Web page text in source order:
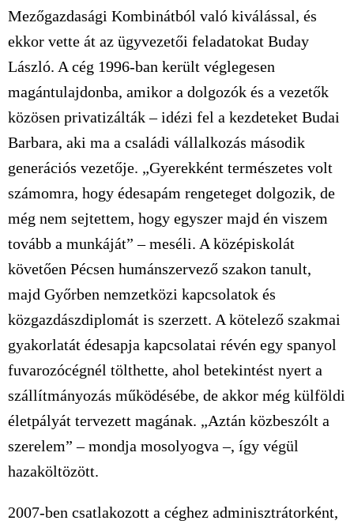
Mezőgazdasági Kombinátból való kiválással, és
ekkor vette át az ügyvezetői feladatokat Buday
László. A cég 1996-ban került véglegesen
magántulajdonba, amikor a dolgozók és a vezetők
közösen privatizálták – idézi fel a kezdeteket Budai
Barbara, aki ma a családi vállalkozás második
generációs vezetője. „Gyerekként természetes volt
számomra, hogy édesapám rengeteget dolgozik, de
még nem sejtettem, hogy egyszer majd én viszem
tovább a munkáját” – meséli. A középiskolát
követően Pécsen humánszervező szakon tanult,
majd Győrben nemzetközi kapcsolatok és
közgazdászdiplomát is szerzett. A kötelező szakmai
gyakorlatát édesapja kapcsolatai révén egy spanyol
fuvarozócégnél tölthette, ahol betekintést nyert a
szállítmányozás működésébe, de akkor még külföldi
életpályát tervezett magának. „Aztán közbeszólt a
szerelem” – mondja mosolyogva –, így végül
hazaköltözött.
2007-ben csatlakozott a céghez adminisztrátorként,